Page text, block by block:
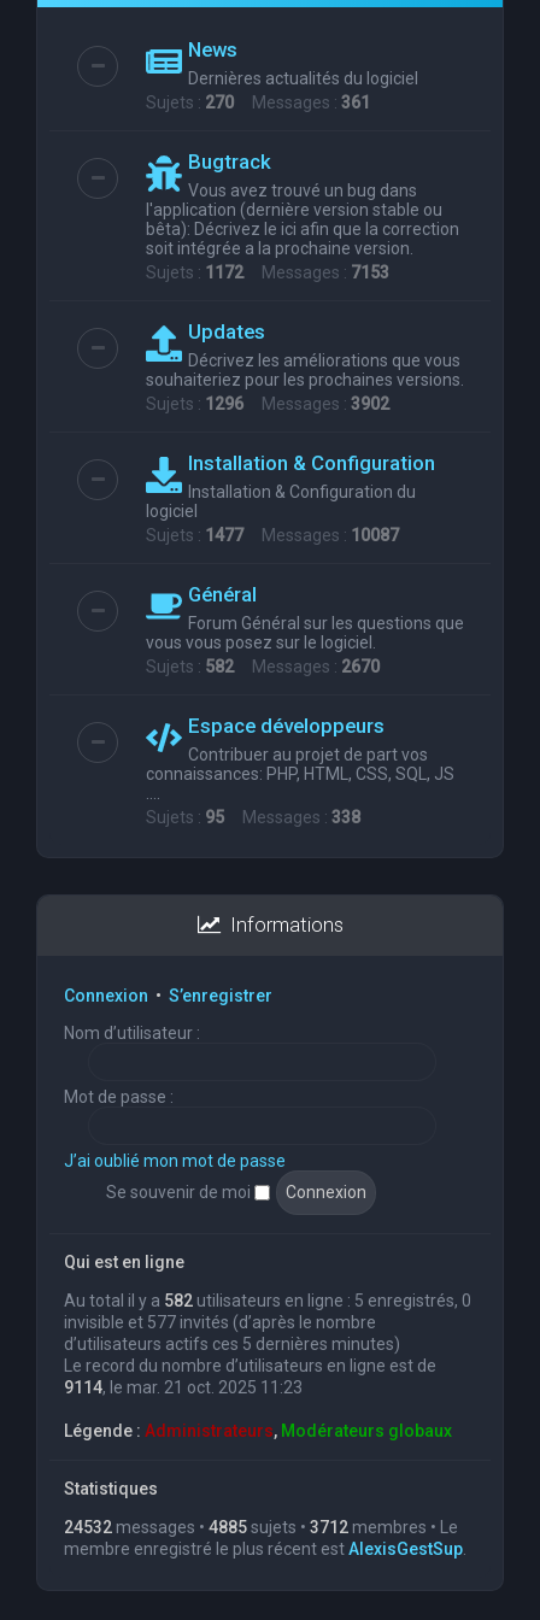
News
Dernières actualités du logiciel
Sujets : 270 Messages : 361
Bugtrack
Vous avez trouvé un bug dans
l'application (dernière version stable ou
bêta): Décrivez le ici afin que la correction
soit intégrée a la prochaine version.
Sujets : 1172Messages : 7153
Updates
Décrivez les améliorations que vous
souhaiteriez pour les prochaines versions.
Sujets : 1296 Messages : 3902
Installation & Configuration
Installation & Configuration du
logiciel
Sujets : 1477Messages : 10087
Général
Forum Général sur les questions que
vous vous posez sur le logiciel.
Sujets : 582Messages : 2670
Espace développeurs
Contribuer au projet de part vos
connaissances: PHP, HTML, CSS, SQL, JS
....
Sujets : 95 Messages : 338
Informations
Connexion • S’enregistrer
Nom d’utilisateur :
Mot de passe :
J’ai oublié mon mot de passe
Se souvenir de moi
Qui est en ligne
Au total il y a 582 utilisateurs en ligne : 5 enregistrés, 0
invisible et 577 invités (d’après le nombre
d’utilisateurs actifs ces 5 dernières minutes)
Le record du nombre d’utilisateurs en ligne est de
9114, le mar. 21 oct. 2025 11:23
Légende : Administrateurs, Modérateurs globaux
Statistiques
24532 messages • 4885sujets • 3712 membres • Le
membre enregistré le plus récent estAlexisGestSup.